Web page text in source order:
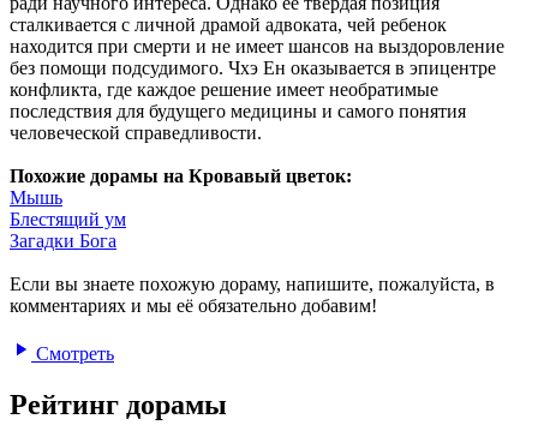
сталкивается с личной драмой адвоката, чей ребенок
находится при смерти и не имеет шансов на выздоровление
без помощи подсудимого. Чхэ Ен оказывается в эпицентре
конфликта, где каждое решение имеет необратимые
последствия для будущего медицины и самого понятия
человеческой справедливости.
Похожие дорамы на Кровавый цветок:
Мышь
Блестящий ум
Загадки Бога
Если вы знаете похожую дораму, напишите, пожалуйста, в
комментариях и мы её обязательно добавим!
Смотреть
Рейтинг дорамы